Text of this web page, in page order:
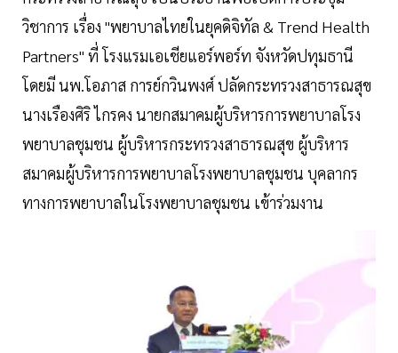
วิชาการ เรื่อง "พยาบาลไทยในยุคดิจิทัล & Trend Health
Partners" ที่ โรงแรมเอเชียแอร์พอร์ท จังหวัดปทุมธานี
โดยมี นพ.โอภาส การย์กวินพงศ์ ปลัดกระทรวงสาธารณสุข
นางเรืองศิริ ไกรคง นายกสมาคมผู้บริหารการพยาบาลโรง
พยาบาลชุมชน ผู้บริหารกระทรวงสาธารณสุข ผู้บริหาร
สมาคมผู้บริหารการพยาบาลโรงพยาบาลชุมชน บุคลากร
ทางการพยาบาลในโรงพยาบาลชุมชน เข้าร่วมงาน